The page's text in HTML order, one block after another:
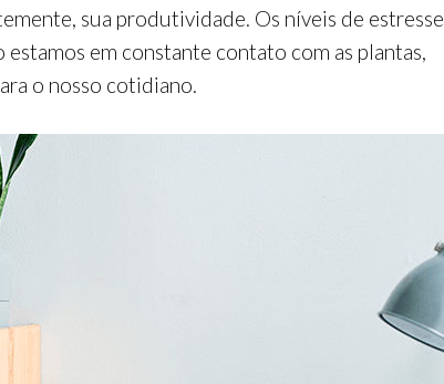
sua produtividade. Os níveis de estresse
em constante contato com as plantas,
o nosso cotidiano.